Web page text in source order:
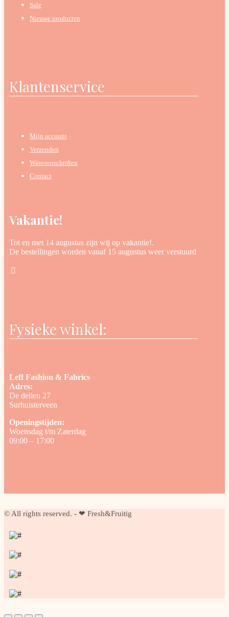
Sale
Nieuwe producten
Klantenservice
Mijn account
Verzenden
Wasvoorschriften
Contact
Vakantie!
Tot en met 14 augustus zijn wij op vakantie!.
De bestellingen worden vanaf 15 augustus weer verstuurd
Fysieke winkel:
Leff Fashion & Fabrics
Adres:
De dellen 27
Surhuisterveen
Openingstijden:
Woensdag t/m Zaterdag
09:00 – 17:00
© All rights reserved. - ❤ Fresh&Fruitig